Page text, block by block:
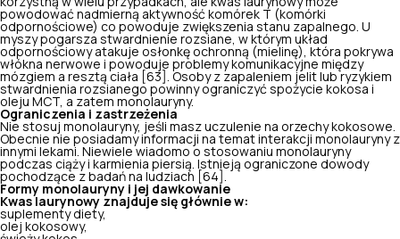
powodować nadmierną aktywność komórek T (komórki
odpornościowe) co powoduje zwiększenia stanu zapalnego. U
myszy pogarsza stwardnienie rozsiane, w którym układ
odpornościowy atakuje osłonkę ochronną (mielinę), która pokrywa
włókna nerwowe i powoduje problemy komunikacyjne między
mózgiem a resztą ciała [63]. Osoby z zapaleniem jelit lub ryzykiem
stwardnienia rozsianego powinny ograniczyć spożycie kokosa i
oleju MCT , a zatem monolauryny.
Ograniczenia i zastrzeżenia
Nie stosuj monolauryny, jeśli masz uczulenie na orzechy kokosowe.
Obecnie nie posiadamy informacji na temat interakcji monolauryny z
innymi lekami. Niewiele wiadomo o stosowaniu monolauryny
podczas ciąży i karmienia piersią. Istnieją ograniczone dowody
pochodzące z badań na ludziach [64].
Formy monolauryny i jej dawkowanie
Kwas laurynowy znajduje się głównie w:
suplementy diety,
olej kokosowy,